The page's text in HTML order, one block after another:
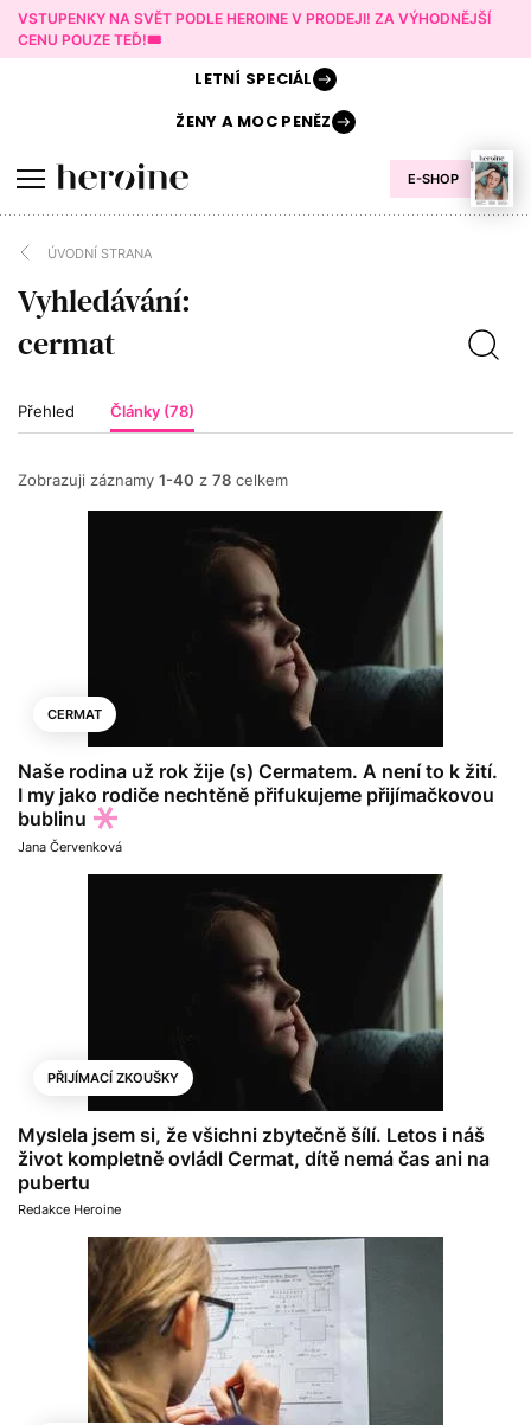
VSTUPENKY NA SVĚT PODLE HEROINE V PRODEJI! ZA VÝHODNĚJŠÍ
CENU POUZE TEĎ!🎟️
E-SHOP
LETNÍ SPECIÁL
ŽENY AMOC PENĚZ
ÚVODNÍ STRANA
Vyhledávání:
Přehled Články (78)
Zobrazuji záznamy 1-40 z 78 celkem
CERMAT
Naše rodina už rok žije (s) Cermatem. A není to k žití.
I my jako rodiče nechtěně přifukujeme přijímačkovou
bublinu
Jana Červenková
PŘIJÍMACÍ ZKOUŠKY
Myslela jsem si, že všichni zbytečně šílí. Letos i náš
život kompletně ovládl Cermat, dítě nemá čas ani na
pubertu
Redakce Heroine